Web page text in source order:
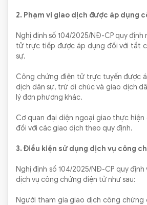
2. Phạm vi giao dịch được áp dụng
Nghị định số 104/2025/NĐ-CP quy
tử trực tiếp được áp dụng đối với tất
sự.
Công chứng điện tử trực tuyến được
dịch dân sự, trừ di chúc và giao dịch
lý đơn phương khác.
Cơ quan đại diện ngoại giao thực
đối với các giao dịch theo quy định.
3. Điều kiện sử dụng dịch vụ công
Nghị định số 104/2025/NĐ-CP quy định
dịch vụ công chứng điện tử như sau:
Người tham gia giao dịch công chứng